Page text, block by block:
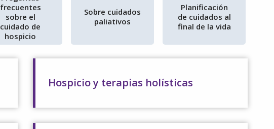
frecuentes
sobre el
cuidado de
hospicio
Sobre cuidados
paliativos
Planificación
de cuidados al
final de la vida
Hospicio y terapias holísticas